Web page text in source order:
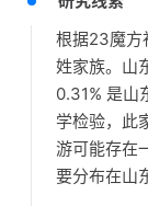
根据23魔方
姓家族。山
0.31% 是山
学检验，此
游可能存在
要分布在山